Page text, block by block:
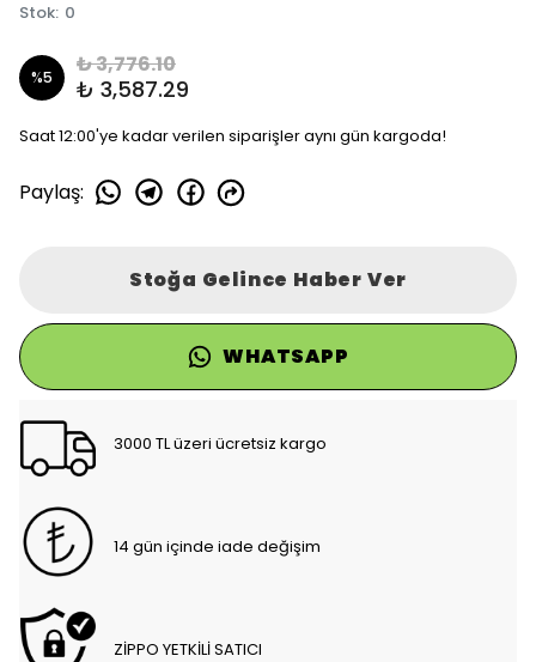
Stok: 0
%5 ₺ 3,776.10
₺ 3,587.29
Saat 12:00'ye kadar verilen siparişler aynı gün kargoda!
Paylaş:
Stoğa Gelince Haber Ver
WHATSAPP
3000 TL üzeri ücretsiz kargo
14 gün içinde iade değişim
ZİPPO YETKİLİ SATICI